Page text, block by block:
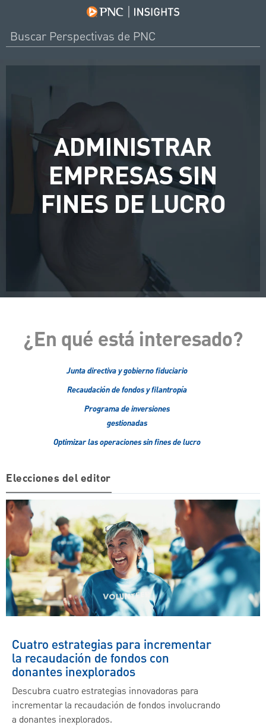
ADMINISTRAR
EMPRESAS SIN
FINES DE LUCRO
¿En qué está interesado?
Junta directiva y gobierno fiduciario
Recaudación de fondos y filantropía
Programa de inversiones
gestionadas
Optimizar las operaciones sin fines de lucro
Elecciones del editor
Cuatro estrategias para incrementar
la recaudación de fondos con
donantes inexplorados
Descubra cuatro estrategias innovadoras para
incrementar la recaudación de fondos involucrando
a donantes inexplorados.